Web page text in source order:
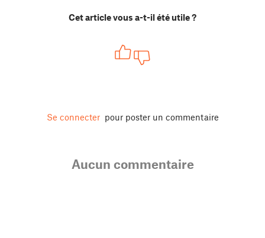
Cet article vous a-t-il été utile ?
Se connecter pour poster un commentaire
Aucun commentaire